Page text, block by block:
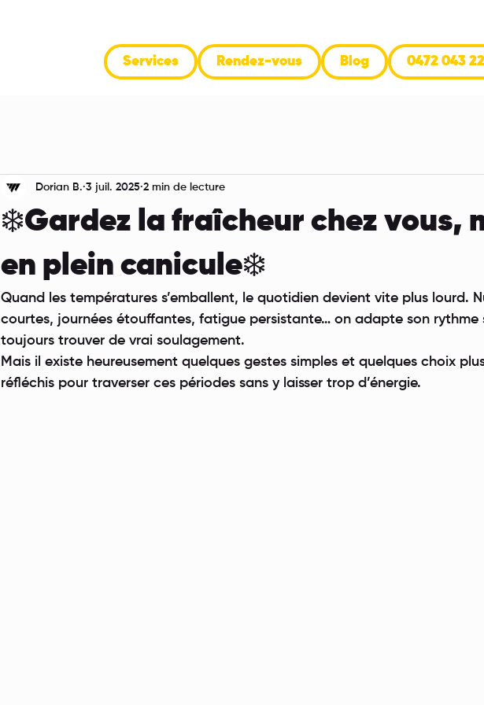
Services Rendez-vous Blog 0472 043
❄️Gardez la fraîcheur chez vous,
en plein canicule❄️
Dorian B. 3 juil. 2025 2 min de lecture
Quand les températures s’emballent, le quotidien devient vite plus lourd.
courtes, journées étouffantes, fatigue persistante… on adapte son rythme
toujours trouver de vrai soulagement.
Mais il existe heureusement quelques gestes simples et quelques choix
réfléchis pour traverser ces périodes sans y laisser trop d’énergie.